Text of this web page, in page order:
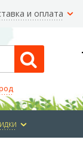
и оплата